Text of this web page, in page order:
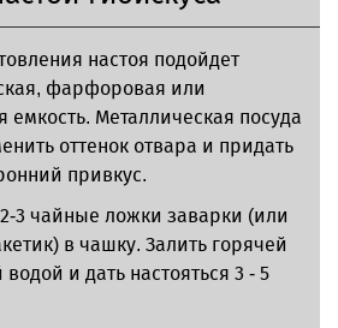
настоя подойдет
фарфоровая или
емкость. Металлическая посуда
оттенок отвара и придать
привкус.
3 чайные ложки заварки (или
в чашку. Залить горячей
и дать настояться 3 - 5